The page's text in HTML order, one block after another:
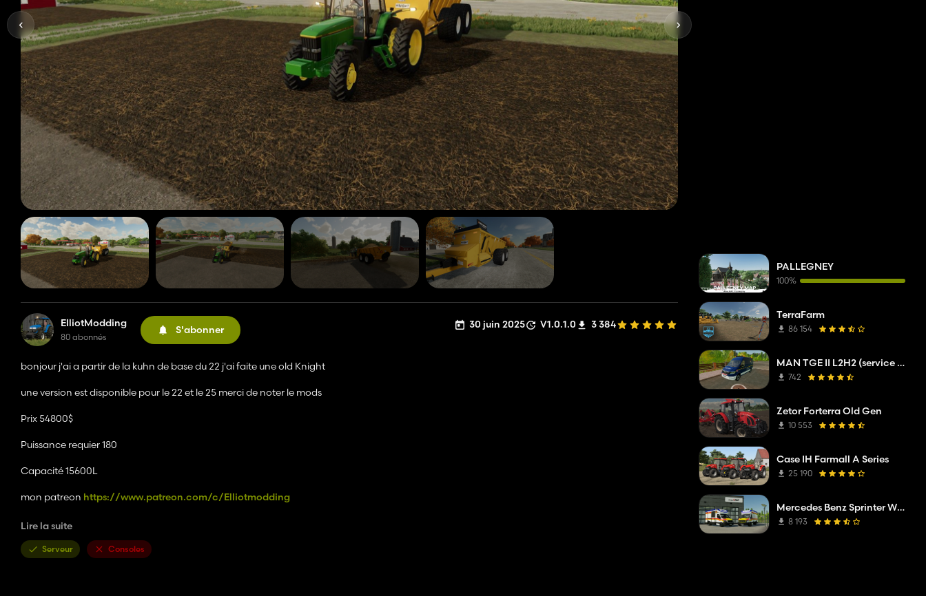
ElliotModding
80 abonnés
S'abonner 30 juin 2025 V1.0.1.0 3 384
bonjour j'ai a partir de la kuhn de base du 22 j'ai faite une old Knight
une version est disponible pour le 22 et le 25 merci de noter le mods
Prix 54800$
Puissance requier 180
Capacité 15600L
mon patreon https://www.patreon.com/c/Elliotmodding
mon serveur discord
mon itchhttps://elliotmodding.itch.io/
Lire la suite
Serveur Consoles
PALLEGNEY
100%
TerraFarm
86 154
MAN TGE II L2H2 (service de dépannage de l'opérateur réseau)
742
Zetor Forterra Old Gen
10 553
Case IH Farmall A Series
25 190
Mercedes Benz Sprinter W907 AM Tigis Europa RTW
8 193